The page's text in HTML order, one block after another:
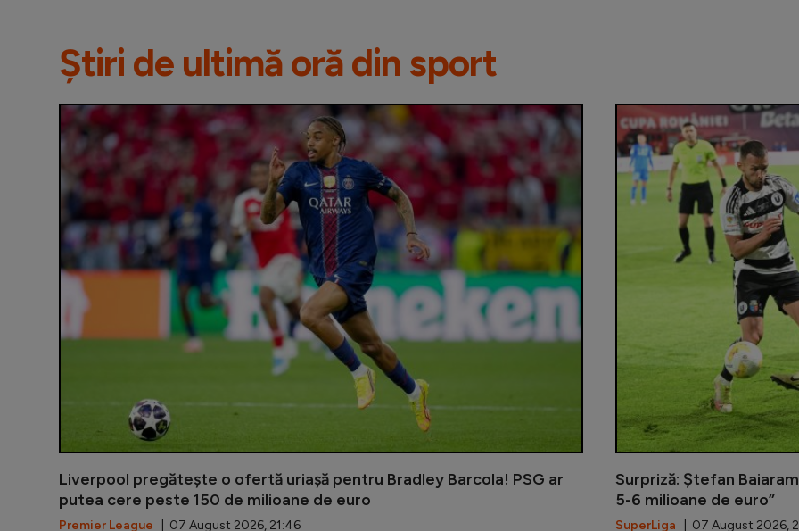
Știri de ultimă oră din sport
Liverpool pregătește o ofertă uriașă pentru Bradley Barcola! PSG ar
putea cere peste 150 de milioane de euro
Premier League | 07 August 2026, 21:46
Surpriză: Ștefan
5-6 milioane de euro”
SuperLiga | 07 August 2026,